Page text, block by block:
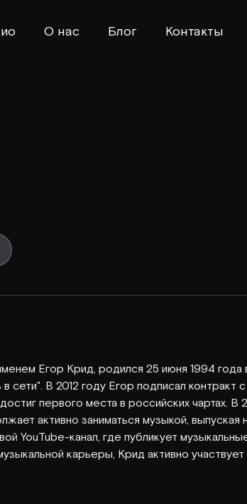
О нас Блог Контакты
Егор Крид, родился 25 июня 1994
сети". В 2012 году Егор подписал контракт
первого места в российских чартах​. В
активно заниматься музыкой,
YouTube-канал, где публикует
карьеры, Крид активно участвует